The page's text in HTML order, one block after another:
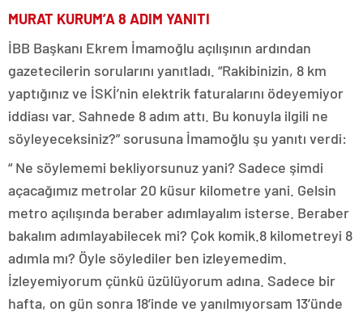
MURAT KURUM’A 8 ADIM YANITI
İBB Başkanı Ekrem İmamoğlu açılışının ardından
gazetecilerin sorularını yanıtladı. “Rakibinizin, 8 km
yaptığınız ve İSKİ’nin elektrik faturalarını ödeyemiyor
iddiası var. Sahnede 8 adım attı. Bu konuyla ilgili ne
söyleyeceksiniz?” sorusuna İmamoğlu şu yanıtı verdi:
“ Ne söylememi bekliyorsunuz yani? Sadece şimdi
açacağımız metrolar 20 küsur kilometre yani. Gelsin
metro açılışında beraber adımlayalım isterse. Beraber
bakalım adımlayabilecek mi? Çok komik.8 kilometreyi 8
adımla mı? Öyle söylediler ben izleyemedim.
İzleyemiyorum çünkü üzülüyorum adına. Sadece bir
hafta, on gün sonra 18’inde ve yanılmıyorsam 13’ünde